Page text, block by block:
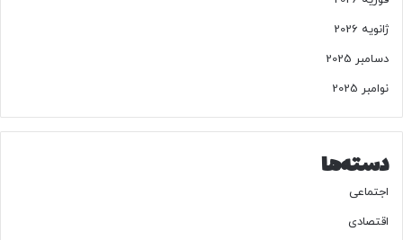
ژانویه 2026
دسامبر 2025
نوامبر 2025
دسته‌ها
اجتماعی
اقتصادی